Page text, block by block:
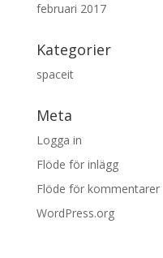
februari 2017
Kategorier
spaceit
Meta
Logga in
Flöde för inlägg
Flöde för kommentarer
WordPress.org